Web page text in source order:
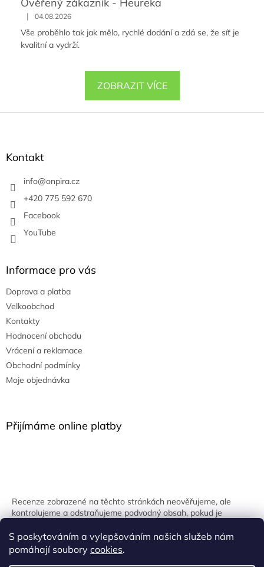
S poskytováním a vylepšováním našich služeb nám
pomáhají soubory cookies.
Ověřený zákazník - Heureka
| 04.08.2026
Vše proběhlo tak jak mělo, rychlé dodání a zdá se, že síť je
kvalitní a vydrží.
ZOBRAZIT VÍCE
Z
Kontakt
info@onpira.cz
+420 775 592 670
Facebook
YouTube
Informace pro vás
Doprava a platba
Velkoobchod
Kontakty
Hodnocení obchodu
Vrácení a reklamace
Obchodní podmínky
Moje objednávka
Přijímáme online platby
Recenze zobrazené na těchto stránkách neověřujeme, ale
kontrolujeme a odstraňujeme podvodný obsah, pokud je